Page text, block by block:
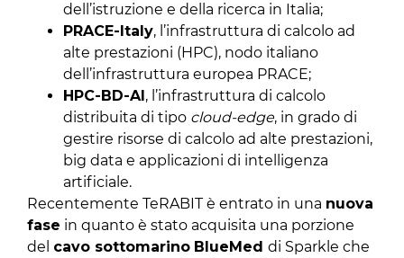
dell’istruzione e della ricerca in Italia;
PRACE-Italy, l’infrastruttura di calcolo ad
alte prestazioni (HPC), nodo italiano
dell’infrastruttura europea PRACE;
HPC-BD-AI , l’infrastruttura di calcolo
distribuita di tipo cloud-edge, in grado di
gestire risorse di calcolo ad alte prestazioni,
big data e applicazioni di intelligenza
artificiale.
Recentemente TeRABIT è entrato in una nuova
fase in quanto è stato acquisita una porzione
del cavo sottomarino BlueMed di Sparkle che